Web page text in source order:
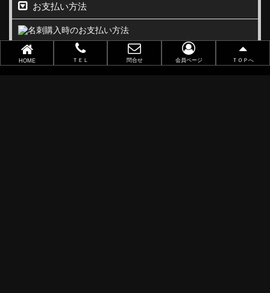
お支払い方法
HOME ＴＥＬ 問合せ 会員ページ ＴＯＰへ